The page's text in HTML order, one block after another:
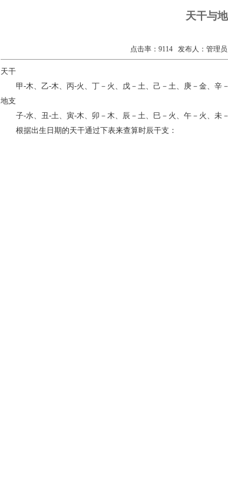
天干与
点击率：9114 发布人：管理
天干
甲-木、乙-木、丙-火、丁－火、戊－土、己－土、庚－金、辛
地支
子-水、丑-土、寅-木、卯－木、辰－土、巳－火、午－火、未
根据出生日期的天干通过下表来查算时辰干支：